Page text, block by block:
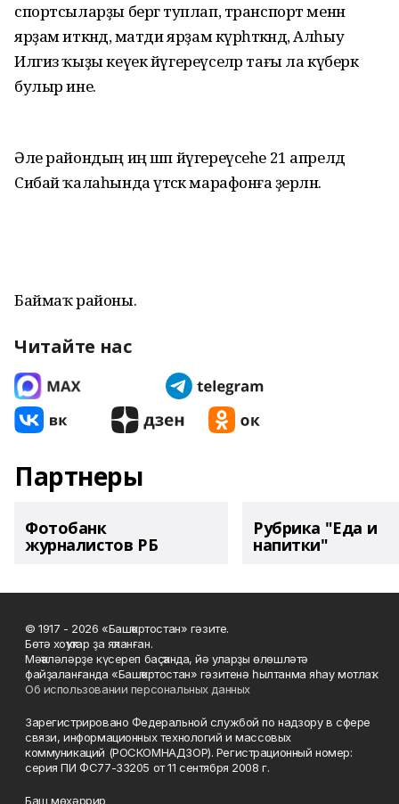
спортсыларҙы бергә туплап, транспорт менән
ярҙам иткәндә, матди ярҙам күрһәткәндә, Алһыу
Илгиз ҡыҙы кеүек йүгереүселәр тағы ла күберәк
булыр ине.
Әле райондың иң шәп йүге­реүсеһе 21 апрелдә
Сибай ҡалаһында үтәсәк мара­фонға әҙерләнә.
Баймаҡ районы.
Читайте нас
Партнеры
Фотобанк
журналистов РБ
Рубрика "Еда и
напитки"
© 1917 - 2026 «Башҡортостан» гәзите.
Бөтә хоҡуҡтар ҙа яҡланған.
Мәҡәләләрҙе күсереп баҫҡанда, йә уларҙы өлөшләтә
файҙаланғанда «Башҡортостан» гәзитенә һылтанма яһау мотлаҡ.
Об использовании персональных данных
Зарегистрировано Федеральной службой по надзору в сфере
связи, информационных технологий и массовых
коммуникаций (РОСКОМНАДЗОР). Регистрационный номер:
серия ПИ ФС77-33205 от 11 сентября 2008 г.
Баш мөхәррир